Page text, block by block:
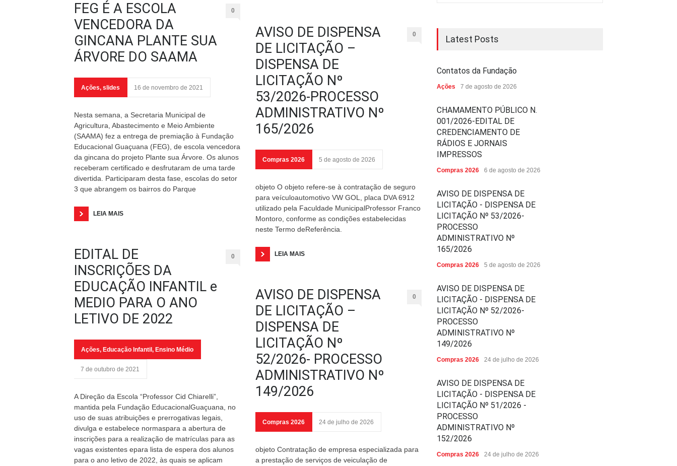
FEG É A ESCOLA
VENCEDORA DA
GINCANA PLANTE SUA
ÁRVORE DO SAAMA
0
Ações, slides 16 de novembro de 2021
Nesta semana, a Secretaria Municipal de
Agricultura, Abastecimento e Meio Ambiente
(SAAMA) fez a entrega de premiação à Fundação
Educacional Guaçuana (FEG), de escola vencedora
da gincana do projeto Plante sua Árvore. Os alunos
receberam certificado e desfrutaram de uma tarde
divertida. Participaram desta fase, escolas do setor
3 que abrangem os bairros do Parque
LEIA MAIS
EDITAL DE
INSCRIÇÕES DA
EDUCAÇÃO INFANTIL e
MEDIO PARA O ANO
LETIVO DE 2022
0
Ações, Educação Infantil , Ensino Médio
7 de outubro de 2021
A Direção da Escola “Professor Cid Chiarelli”,
mantida pela Fundação EducacionalGuaçuana, no
uso de suas atribuições e prerrogativas legais,
divulga e estabelece normaspara a abertura de
inscrições para a realização de matrículas para as
vagas existentes epara lista de espera dos alunos
para o ano letivo de 2022, às quais se aplicam
AVISO DE DISPENSA
DE LICITAÇÃO –
DISPENSA DE
LICITAÇÃO Nº
53/2026-PROCESSO
ADMINISTRATIVO Nº
165/2026
0
Compras 2026 5 de agosto de 2026
objeto O objeto refere-se à contratação de seguro
para veículoautomotivo VW GOL, placa DVA 6912
utilizado pela Faculdade MunicipalProfessor Franco
Montoro, conforme as condições estabelecidas
neste Termo deReferência.
LEIA MAIS
AVISO DE DISPENSA
DE LICITAÇÃO –
DISPENSA DE
LICITAÇÃO Nº
52/2026- PROCESSO
ADMINISTRATIVO Nº
149/2026
0
Compras 2026 24 de julho de 2026
objeto Contratação de empresa especializada para
a prestação de serviços de veiculação de
Latest Posts
Contatos da Fundação
Ações 7 de agosto de 2026
CHAMAMENTO PÚBLICO N.
001/2026-EDITAL DE
CREDENCIAMENTO DE
RÁDIOS E JORNAIS
IMPRESSOS
Compras 2026 6 de agosto de 2026
AVISO DE DISPENSA DE
LICITAÇÃO - DISPENSA DE
LICITAÇÃO Nº 53/2026-
PROCESSO
ADMINISTRATIVO Nº
165/2026
Compras 2026 5 de agosto de 2026
AVISO DE DISPENSA DE
LICITAÇÃO - DISPENSA DE
LICITAÇÃO Nº 52/2026-
PROCESSO
ADMINISTRATIVO Nº
149/2026
Compras 2026 24 de julho de 2026
AVISO DE DISPENSA DE
LICITAÇÃO - DISPENSA DE
LICITAÇÃO Nº 51/2026 -
PROCESSO
ADMINISTRATIVO Nº
152/2026
Compras 2026 24 de julho de 2026